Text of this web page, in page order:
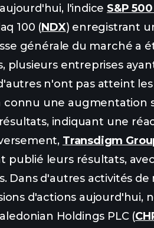
l'indice S&P
100 (NDX) enregistrant
générale du marché a
plusieurs entreprises
n'ont pas atteint
connu une augmentation
indiquant une
Transdigm
publié leurs résultats,
Dans d'autres activités de
d'actions aujourd'hui,
Holdings PLC (